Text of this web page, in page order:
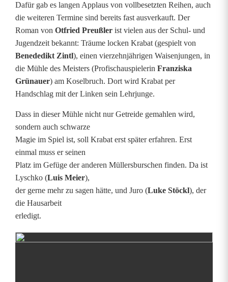
a
b
a
t
:
D
a
s
J
u
g
e
Dafür gab es langen Applaus von vollbesetzten Reihen, auch
die weiteren Termine sind bereits fast ausverkauft. Der
Roman von Otfried Preußler ist vielen aus der Schul- und
Jugendzeit bekannt: Träume locken Krabat (gespielt von
Benededikt Zintl), einen vierzehnjährigen Waisenjungen, in
die Mühle des Meisters (Profischauspielerin Franziska
Grünauer) am Koselbruch. Dort wird Krabat per
Handschlag mit der Linken sein Lehrjunge.
Dass in dieser Mühle nicht nur Getreide gemahlen wird,
sondern auch schwarze
Magie im Spiel ist, soll Krabat erst später erfahren. Erst
einmal muss er seinen
Platz im Gefüge der anderen Müllersburschen finden. Da ist
Lyschko (Luis Meier),
der gerne mehr zu sagen hätte, und Juro (Luke Stöckl), der
die Hausarbeit
erledigt.